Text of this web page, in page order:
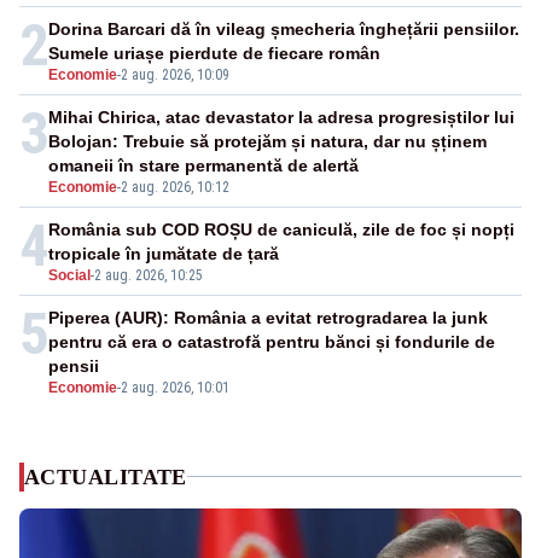
2 Economie-2 aug. 2026, 10:09
Dorina Barcari dă în vileag șmecheria înghețării pensiilor.
Sumele uriașe pierdute de fiecare român
3
Economie-2 aug. 2026, 10:12
Mihai Chirica, atac devastator la adresa progresiștilor lui
Bolojan: Trebuie să protejăm și natura, dar nu șținem
omaneii în stare permanentă de alertă
4Social -2 aug. 2026, 10:25
România sub COD ROȘU de caniculă, zile de foc și nopți
tropicale în jumătate de țară
5
Economie-2 aug. 2026, 10:01
Piperea (AUR): România a evitat retrogradarea la junk
pentru că era o catastrofă pentru bănci și fondurile de
pensii
ACTUALITATE